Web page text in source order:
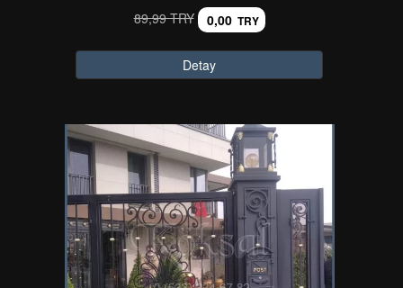
89,99 TRY 0,00 TRY
Detay